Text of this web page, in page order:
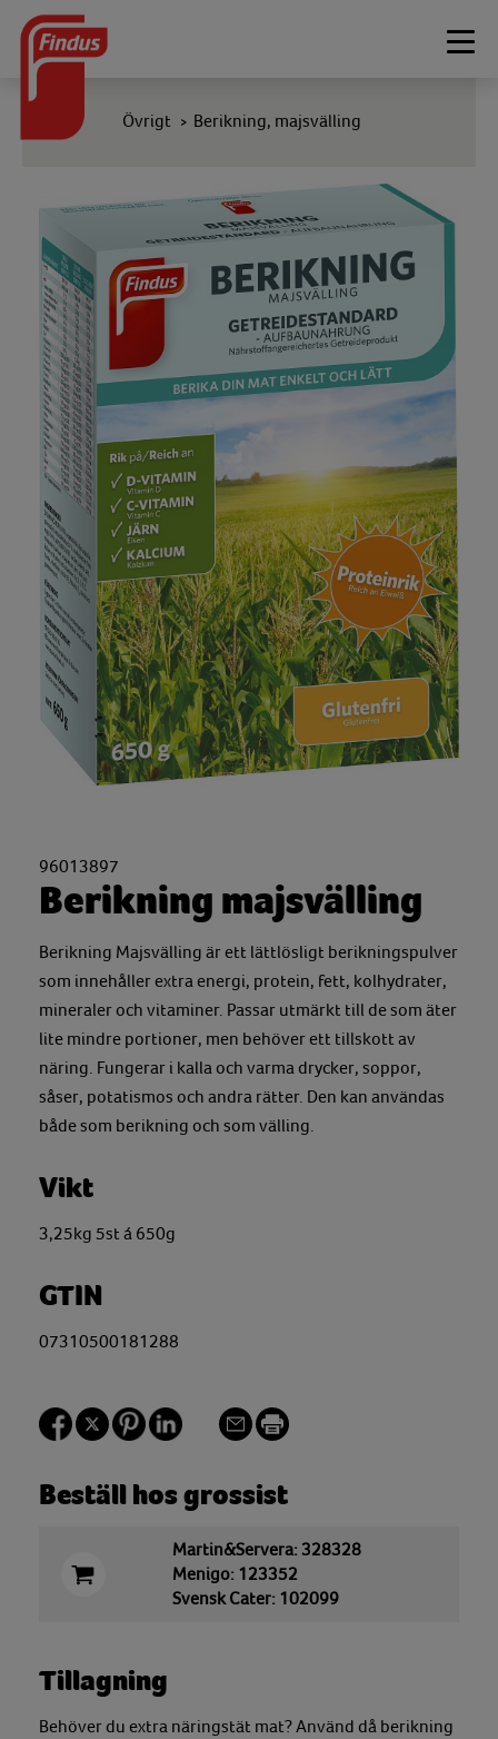
Övrigt > Berikning, majsvälling
96013897
Berikning majsvälling
Berikning Majsvälling är ett lättlösligt berikningspulver
som innehåller extra energi, protein, fett, kolhydrater,
mineraler och vitaminer. Passar utmärkt till de som äter
lite mindre portioner, men behöver ett tillskott av
näring. Fungerar i kalla och varma drycker, soppor,
såser, potatismos och andra rätter. Den kan användas
både som berikning och som välling.
Vikt
3,25kg 5st á 650g
GTIN
07310500181288
Beställ hos grossist
Martin&Servera: 328328
Menigo: 123352
Svensk Cater: 102099
Tillagning
Behöver du extra näringstät mat? Använd då berikning